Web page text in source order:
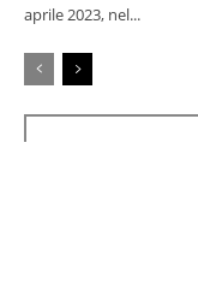
aprile 2023, nel...